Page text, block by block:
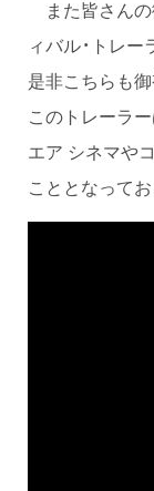
また皆さんの
ィバル・トレー
是非こちらも
このトレーラ
エア シネマや
こととなってお